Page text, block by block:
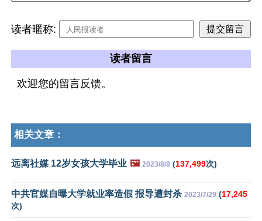
读者暱称:
读者留言
欢迎您的留言反馈。
相关文章：
远离社媒 12岁女孩大学毕业 🖼️ 2023/8/8 (137,499次)
中共官媒自曝大学就业率造假 报导遭封杀 2023/7/29 (17,245
次)